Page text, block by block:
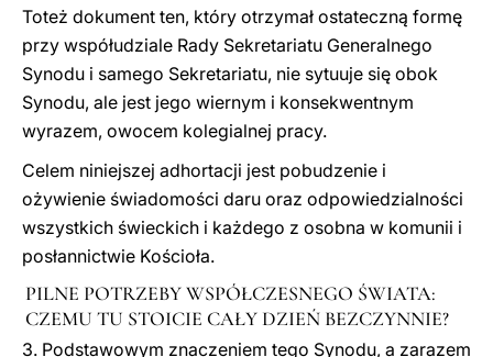
Toteż dokument ten, który otrzymał ostateczną formę
przy współudziale Rady Sekretariatu Generalnego
Synodu i samego Sekretariatu, nie sytuuje się obok
Synodu, ale jest jego wiernym i konsekwentnym
wyrazem, owocem kolegialnej pracy.
Celem niniejszej adhortacji jest pobudzenie i
ożywienie świadomości daru oraz odpowiedzialności
wszystkich świeckich i każdego z osobna w komunii i
posłannictwie Kościoła.
PILNE POTRZEBY WSPÓŁCZESNEGO ŚWIATA:
CZEMU TU STOICIE CAŁY DZIEŃ BEZCZYNNIE?
3. Podstawowym znaczeniem tego Synodu, a zarazem